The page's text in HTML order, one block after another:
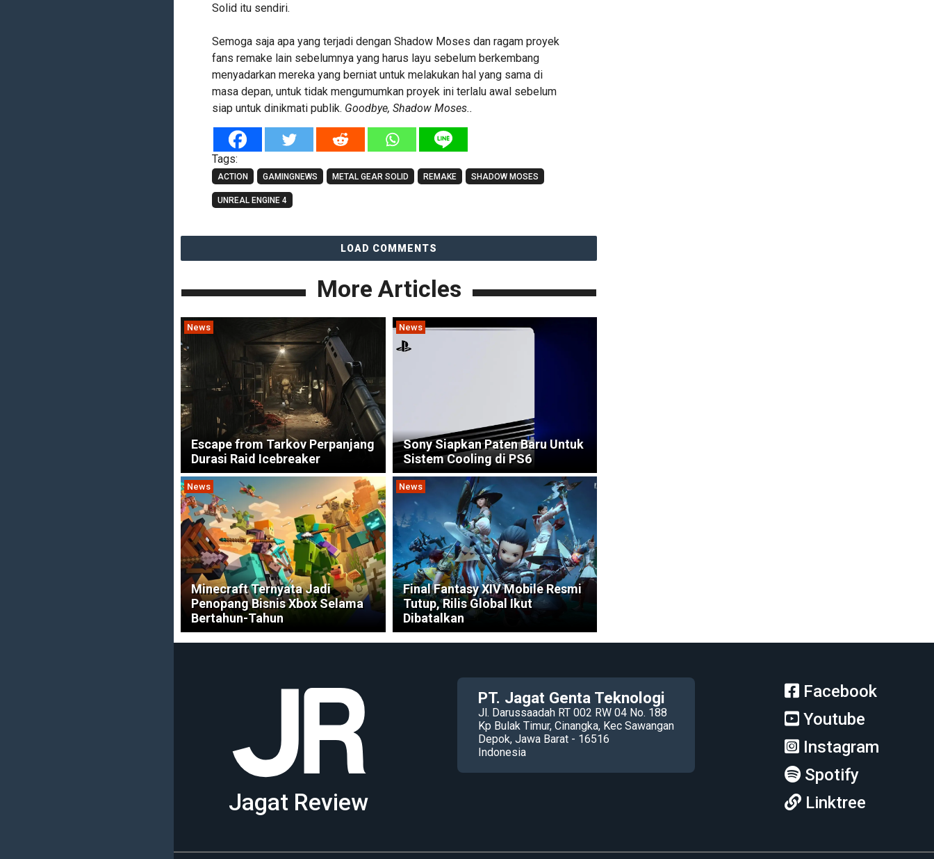
Solid itu sendiri.
Semoga saja apa yang terjadi dengan Shadow Moses dan ragam proyek
fans remake lain sebelumnya yang harus layu sebelum berkembang
menyadarkan mereka yang berniat untuk melakukan hal yang sama di
masa depan, untuk tidak mengumumkan proyek ini terlalu awal sebelum
siap untuk dinikmati publik. Goodbye, Shadow Moses..
Tags:
ACTION GAMINGNEWS METAL GEAR SOLID REMAKE SHADOW MOSES
UNREAL ENGINE 4
LOAD COMMENTS
More Articles
News
Escape from Tarkov Perpanjang
Durasi Raid Icebreaker
News
Sony Siapkan Paten Baru Untuk
Sistem Cooling di PS6
News
Minecraft Ternyata Jadi
Penopang Bisnis Xbox Selama
Bertahun-Tahun
News
Final Fantasy XIV Mobile Resmi
Tutup, Rilis Global Ikut
Dibatalkan
Jagat Review
PT. Jagat Genta Teknologi
Jl. Darussaadah RT 002 RW 04 No. 188
Kp Bulak Timur, Cinangka, Kec Sawangan
Depok, Jawa Barat - 16516
Indonesia
Facebook
Youtube
Instagram
Spotify
Linktree